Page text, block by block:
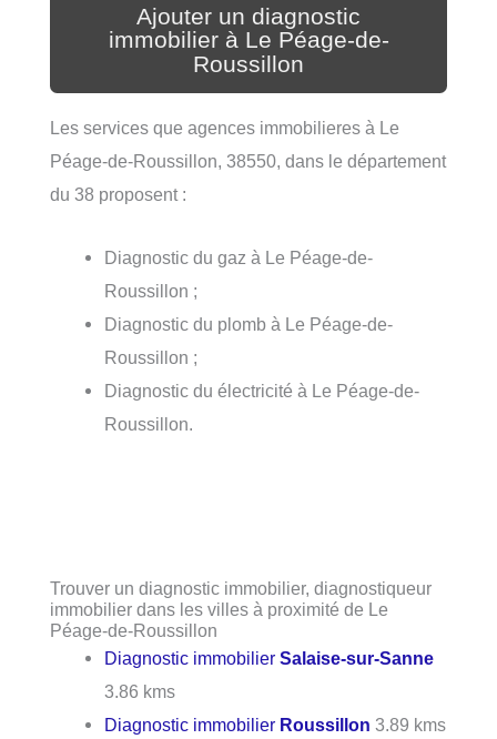
Ajouter un diagnostic
immobilier à Le Péage-de-
Roussillon
Les services que agences immobilieres à Le
Péage-de-Roussillon, 38550, dans le département
du 38 proposent :
Diagnostic du gaz à Le Péage-de-
Roussillon ;
Diagnostic du plomb à Le Péage-de-
Roussillon ;
Diagnostic du électricité à Le Péage-de-
Roussillon.
Trouver un diagnostic immobilier, diagnostiqueur
immobilier dans les villes à proximité de Le
Péage-de-Roussillon
Diagnostic immobilierSalaise-sur-Sanne
3.86 kms
Diagnostic immobilier Roussillon 3.89 kms